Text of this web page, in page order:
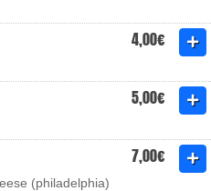
4,00€
5,00€
7,00€
(philadelphia)